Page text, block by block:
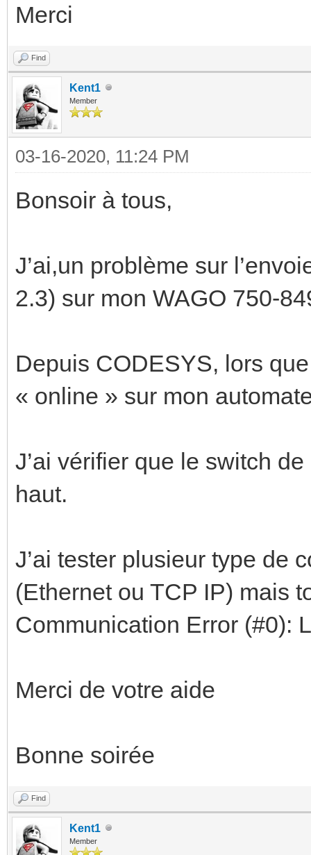
Merci
Find
Kent1
Member
03-16-2020, 11:24 PM
Bonsoir à tous,
J’ai,un problème sur
2.3) sur mon WAGO 750-
Depuis CODESYS, lors
« online » sur mon
J’ai vérifier que le switch
haut.
J’ai tester plusieur type de
(Ethernet ou TCP IP) mais
Communication Error (#0):
Merci de votre aide
Bonne soirée
Find
Kent1
Member